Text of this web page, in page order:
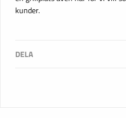
kunder.